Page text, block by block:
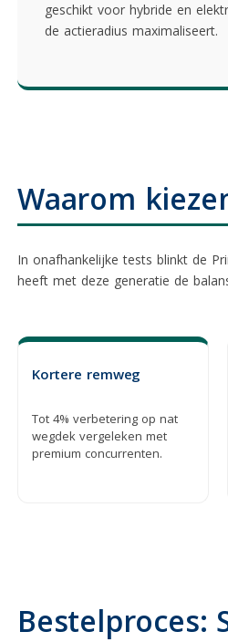
geschikt voor hybride en
de actieradius maximaliseert.
Waarom
In onafhankelijke tests blinkt de
heeft met deze generatie de
Kortere remweg
Tot 4% verbetering op nat
wegdek vergeleken met
premium concurrenten.
Bestelproces: